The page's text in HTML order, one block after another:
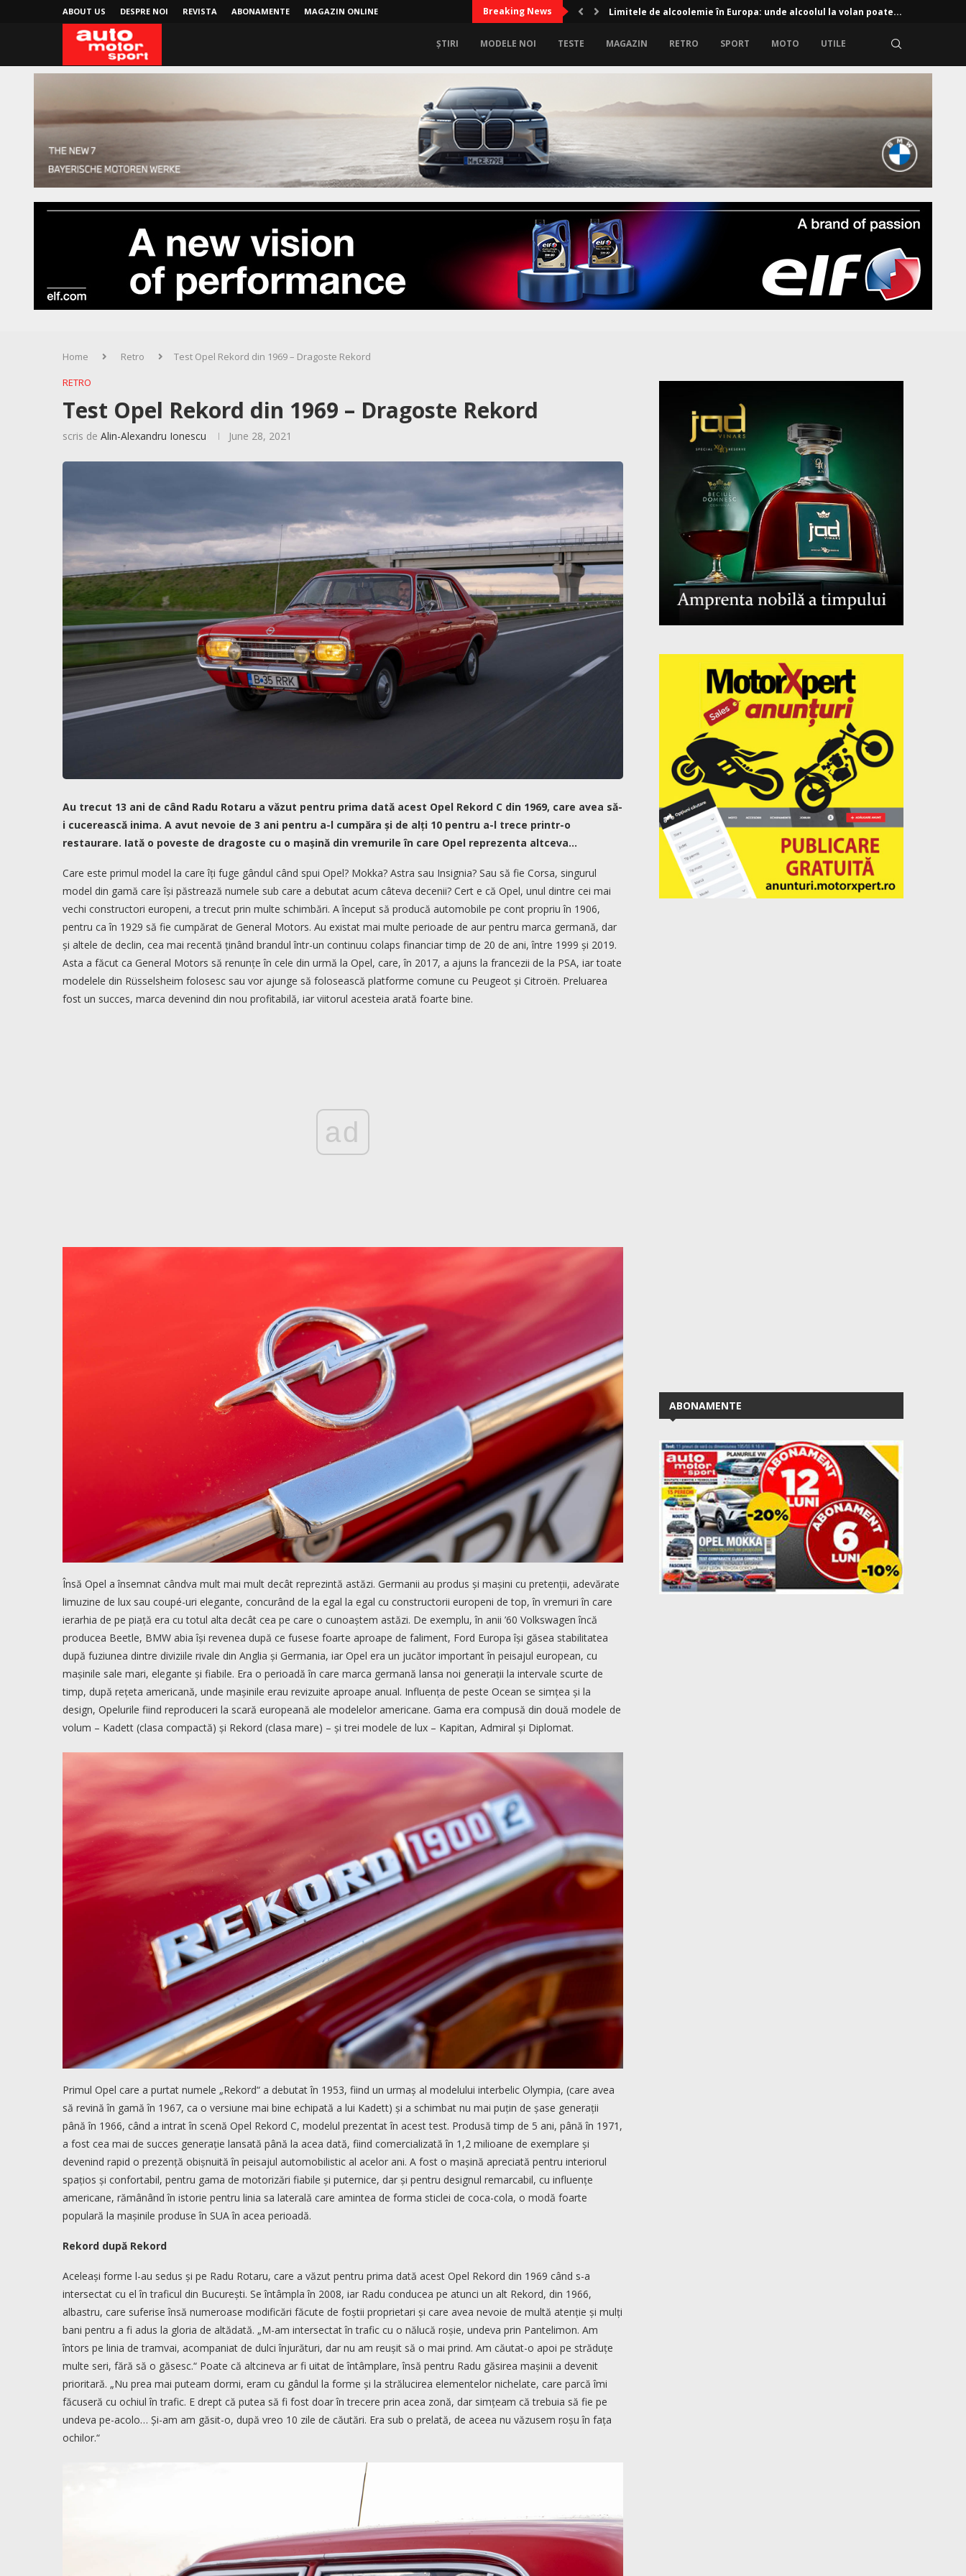
ABOUT US DESPRE NOI REVISTA ABONAMENTE MAGAZIN ONLINE Breaking News Limitele de alcoolemie în Europa: unde alcoolul la volan poate...
ȘTIRI MODELE NOI TESTE MAGAZIN RETRO SPORT MOTO UTILE
Home Retro
Test Opel Rekord din 1969 – Dragoste Rekord
RETRO
Test Opel Rekord din 1969 – Dragoste Rekord
scris de Alin-Alexandru Ionescu June 28, 2021
Au trecut 13 ani de când Radu Rotaru a văzut pentru prima dată acest Opel Rekord C din 1969, care avea să-
i cucerească inima. A avut nevoie de 3 ani pentru a-l cumpăra și de alți 10 pentru a-l trece printr-o
restaurare. Iată o poveste de dragoste cu o mașină din vremurile în care Opel reprezenta altceva…
Care este primul model la care îți fuge gândul când spui Opel? Mokka? Astra sau Insignia? Sau să fie Corsa, singurul
model din gamă care își păstrează numele sub care a debutat acum câteva decenii? Cert e că Opel, unul dintre cei mai
vechi constructori europeni, a trecut prin multe schimbări. A început să producă automobile pe cont propriu în 1906,
pentru ca în 1929 să fie cumpărat de General Motors. Au existat mai multe perioade de aur pentru marca germană, dar
și altele de declin, cea mai recentă ținând brandul într-un continuu colaps financiar timp de 20 de ani, între 1999 și 2019.
Asta a făcut ca General Motors să renunțe în cele din urmă la Opel, care, în 2017, a ajuns la francezii de la PSA, iar toate
modelele din Rüsselsheim folosesc sau vor ajunge să folosească platforme comune cu Peugeot și Citroën. Preluarea
fost un succes, marca devenind din nou profitabilă, iar viitorul acesteia arată foarte bine.
ad
Însă Opel a însemnat cândva mult mai mult decât reprezintă astăzi. Germanii au produs și mașini cu pretenții, adevărate
limuzine de lux sau coupé-uri elegante, concurând de la egal la egal cu constructorii europeni de top, în vremuri în care
ierarhia de pe piață era cu totul alta decât cea pe care o cunoaștem astăzi. De exemplu, în anii ’60 Volks­wagen încă
producea Beetle, BMW abia își revenea după ce fusese foarte aproape de faliment, Ford Europa își găsea stabilitatea
după fuziunea dintre diviziile rivale din Anglia și Germania, iar Opel era un jucător important în peisajul european, cu
mașinile sale mari, elegante și fiabile. Era o perioadă în care marca germană lansa noi generații la intervale scurte de
timp, după rețeta americană, unde mașinile erau revizuite aproape anual. Influența de peste Ocean se simțea și la
design, Opelurile fiind reproduceri la scară europeană ale modelelor americane. Gama era compusă din două modele de
volum – Kadett (clasa compactă) și Rekord (clasa mare) – și trei modele de lux – Kapitan, Admiral și Diplomat.
Primul Opel care a purtat numele „Rekord“ a debutat în 1953, fiind un urmaș al modelului interbelic Olympia, (care avea
să revină în gamă în 1967, ca o versiune mai bine echipată a lui Kadett) și a schimbat nu mai puțin de șase generații
până în 1966, când a intrat în scenă Opel Rekord C, modelul prezentat în acest test. Produsă timp de 5 ani, până în 1971,
a fost cea mai de succes generație lansată până la acea dată, fiind comercializată în 1,2 milioane de exemplare și
devenind rapid o prezență obișnuită în peisajul automobilistic al acelor ani. A fost o mașină apreciată pentru interiorul
spațios și confortabil, pentru gama de motorizări fiabile și puternice, dar și pentru designul remarcabil, cu influențe
americane, rămânând în istorie pentru linia sa laterală care amintea de forma sticlei de coca-cola, o modă foarte
populară la mașinile produse în SUA în acea perioadă.
Rekord după Rekord
Aceleași forme l-au sedus și pe Radu Rotaru, care a văzut pentru prima dată acest Opel Rekord din 1969 când s-a
intersectat cu el în traficul din București. Se întâmpla în 2008, iar Radu conducea pe atunci un alt Rekord, din 1966,
albastru, care suferise însă numeroase modificări făcute de foștii proprietari și care avea nevoie de multă atenție și mulți
bani pentru a fi adus la gloria de altădată. „M-am intersectat în trafic cu o nălucă roșie, undeva prin Pantelimon. Am
întors pe linia de tramvai, acompaniat de dulci înjurături, dar nu am reușit să o mai prind. Am căutat-o apoi pe străduțe
multe seri, fără să o găsesc.“ Poate că altcineva ar fi uitat de întâmplare, însă pentru Radu găsirea mașinii a devenit
prioritară. „Nu prea mai puteam dormi, eram cu gândul la forme și la strălucirea elementelor nichelate, care parcă îmi
făcuseră cu ochiul în trafic. E drept că putea să fi fost doar în trecere prin acea zonă, dar simțeam că trebuia să fie pe
undeva pe-acolo… Și-am am găsit-o, după vreo 10 zile de căutări. Era sub o prelată, de aceea nu văzusem roșu în fața
ochilor.“
ABONAMENTE